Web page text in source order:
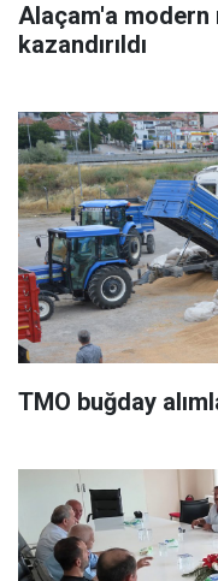
Alaçam'a modern
kazandırıldı
TMO buğday